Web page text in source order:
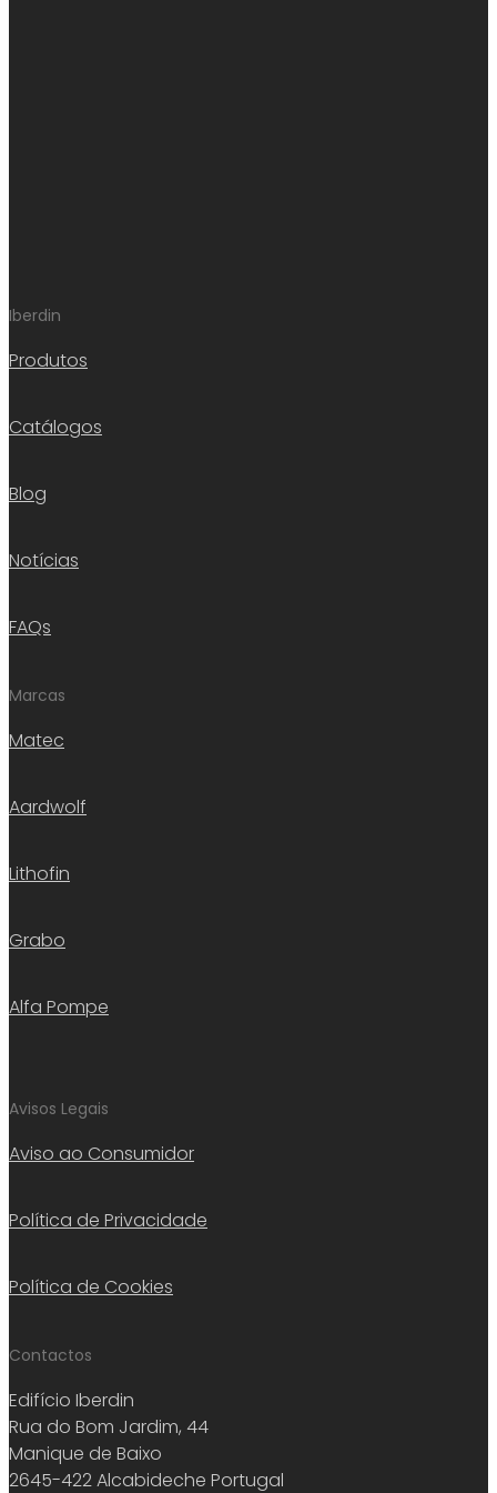
Iberdin
Produtos
Catálogos
Blog
Notícias
FAQs
Marcas
Matec
Aardwolf
Lithofin
Grabo
Alfa Pompe
Avisos Legais
Aviso ao Consumidor
Política de Privacidade
Política de Cookies
Contactos
Edifício Iberdin
Rua do Bom Jardim, 44
Manique de Baixo
2645-422 Alcabideche Portugal